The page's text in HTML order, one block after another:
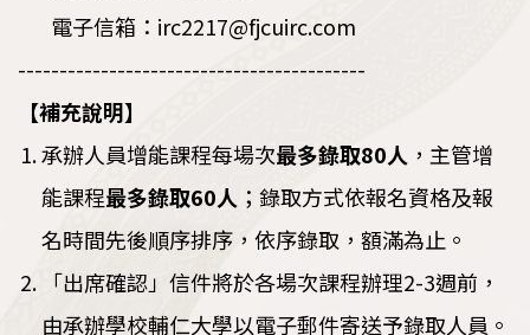
電子信箱：irc2217@fjcuirc.com
------------------------------------------
【補充說明】
承辦人員增能課程每場次最多錄取80人 ，主管增
能課程最多錄取60人 ；錄取方式依報名資格及報
名時間先後順序排序，依序錄取，額滿為止。
「出席確認」信件將於各場次課程辦理2-3週前，
由承辦學校輔仁大學以電子郵件寄送予錄取人員。